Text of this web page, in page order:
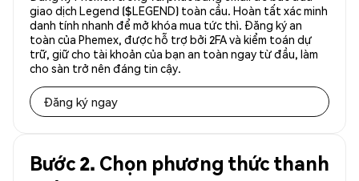
giao dịch Legend ($LEGEND) toàn cầu. Hoàn tất xác minh
danh tính nhanh để mở khóa mua tức thì. Đăng ký an
toàn của Phemex, được hỗ trợ bởi 2FA và kiểm toán dự
trữ, giữ cho tài khoản của bạn an toàn ngay từ đầu, làm
cho sàn trở nên đáng tin cậy.
Đăng ký ngay
Bước 2. Chọn phương thức thanh